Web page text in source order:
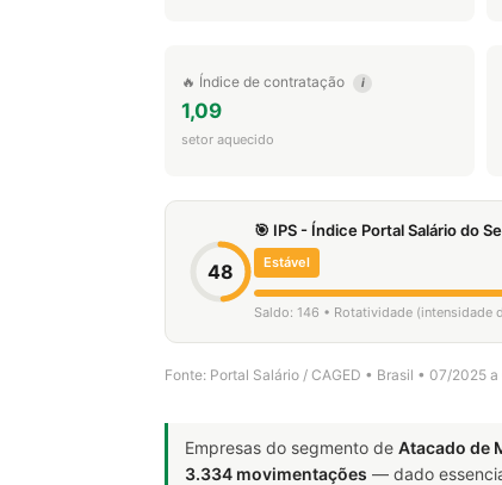
🔥 Índice de contratação i
1,09
setor aquecido
48
🎯 IPS - Índice Portal Salário do
Estável
Saldo: 146 • Rotatividade (intensidade
Fonte: Portal Salário / CAGED • Brasil • 07/2025
Empresas do segmento de Atacado de
3.334 movimentações — dado